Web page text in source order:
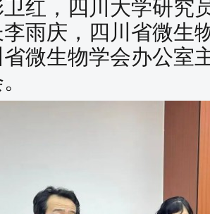
红，四川大学研究
雨庆，四川省微生
微生物学会办公室